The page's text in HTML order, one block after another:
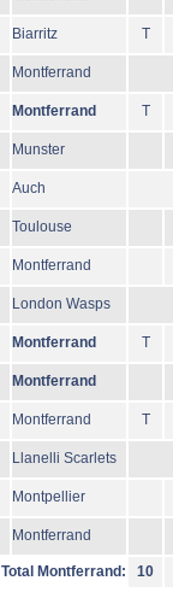
Biarritz T
Montferrand
Montferrand T
Munster
Auch
Toulouse
Montferrand
London Wasps
Montferrand T
Montferrand
Montferrand T
Llanelli Scarlets
Montpellier
Montferrand
Total Montferrand: 10